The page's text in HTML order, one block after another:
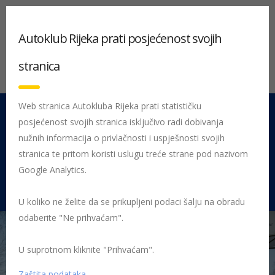
051 212 442 Centrala
Pon - Pet 08:00 - 16:00
Rujevica 9/1, 51000 Rijeka
Početna Posljednje objavljene novosti
Autoklub Rijeka prati posjećenost svojih
stranica
Web stranica Autokluba Rijeka prati statističku
posjećenost svojih stranica isključivo radi dobivanja
nužnih informacija o privlačnosti i uspješnosti svojih
stranica te pritom koristi uslugu treće strane pod nazivom
Google Analytics.
U koliko ne želite da se prikupljeni podaci šalju na obradu
odaberite "Ne prihvaćam".
U suprotnom kliknite "Prihvaćam".